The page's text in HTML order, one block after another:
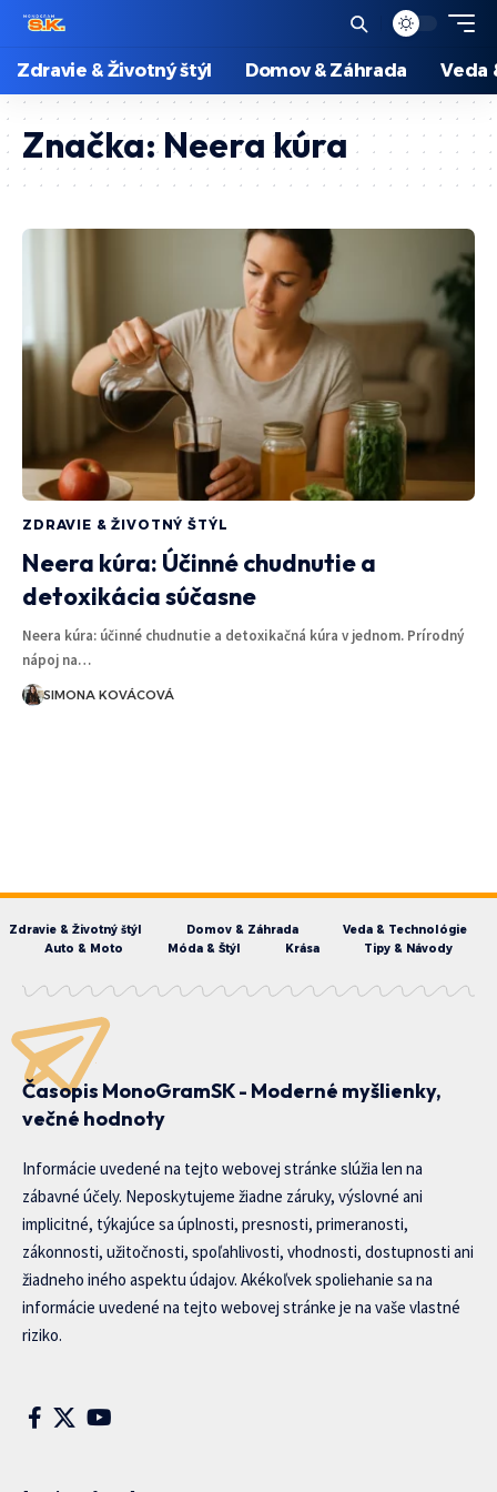
Zdravie & Životný štýl Domov & Záhrada Veda
Značka:Neera kúra
ZDRAVIE & ŽIVOTNÝ ŠTÝL
Neera kúra: Účinné chudnutie a
detoxikácia súčasne
Neera kúra: účinné chudnutie a detoxikačná kúra v jednom. Prírodný
nápoj na…
SIMONA KOVÁCOVÁ
Zdravie & Životný štýl Domov & Záhrada
Veda & Technológie
Auto & Moto
Móda & Štýl Krása Tipy & Návody
Časopis MonoGramSK - Moderné myšlienky,
večné hodnoty
Informácie uvedené na tejto webovej stránke slúžia len na
zábavné účely. Neposkytujeme žiadne záruky, výslovné ani
implicitné, týkajúce sa úplnosti, presnosti, primeranosti,
zákonnosti, užitočnosti, spoľahlivosti, vhodnosti, dostupnosti ani
žiadneho iného aspektu údajov. Akékoľvek spoliehanie sa na
informácie uvedené na tejto webovej stránke je na vaše vlastné
riziko.